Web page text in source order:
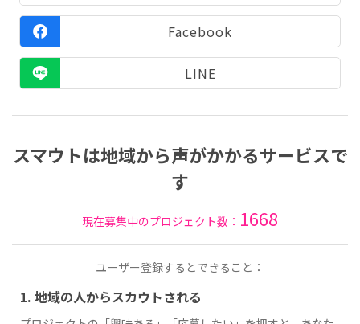
Facebook
LINE
スマウトは地域から声がかかるサービスで
す
現在募集中のプロジェクト数： 1668
ユーザー登録するとできること：
1. 地域の人からスカウトされる